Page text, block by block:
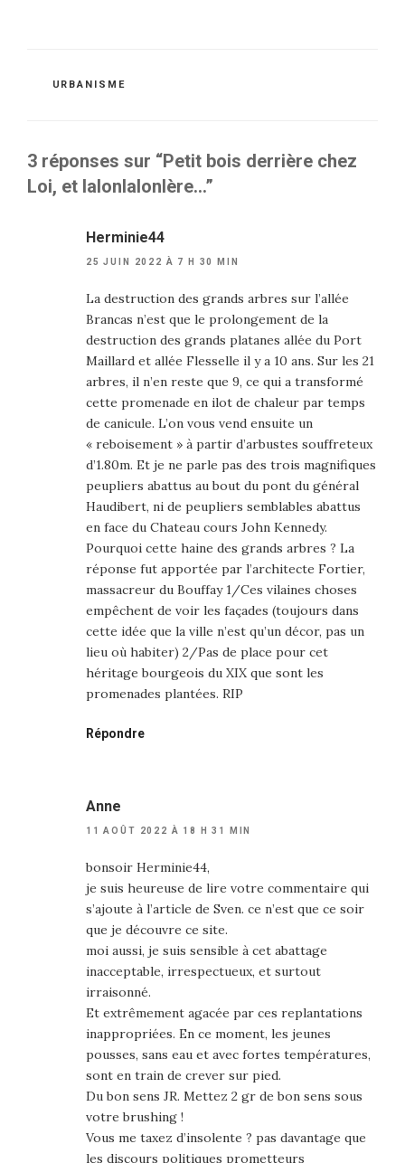
CATÉGORIES
URBANISME
3 réponses sur “Petit bois derrière chez
Loi, et lalonlalonlère…”
Herminie44
25 JUIN 2022 À 7 H 30 MIN
La destruction des grands arbres sur l’allée
Brancas n’est que le prolongement de la
destruction des grands platanes allée du Port
Maillard et allée Flesselle il y a 10 ans. Sur les 21
arbres, il n’en reste que 9, ce qui a transformé
cette promenade en ilot de chaleur par temps
de canicule. L’on vous vend ensuite un
« reboisement » à partir d’arbustes souffreteux
d’1.80m. Et je ne parle pas des trois magnifiques
peupliers abattus au bout du pont du général
Haudibert, ni de peupliers semblables abattus
en face du Chateau cours John Kennedy.
Pourquoi cette haine des grands arbres ? La
réponse fut apportée par l’architecte Fortier,
massacreur du Bouffay 1/Ces vilaines choses
empêchent de voir les façades (toujours dans
cette idée que la ville n’est qu’un décor, pas un
lieu où habiter) 2/Pas de place pour cet
héritage bourgeois du XIX que sont les
promenades plantées. RIP
Répondre
Anne
11 AOÛT 2022 À 18 H 31 MIN
bonsoir Herminie44,
je suis heureuse de lire votre commentaire qui
s’ajoute à l’article de Sven. ce n’est que ce soir
que je découvre ce site.
moi aussi, je suis sensible à cet abattage
inacceptable, irrespectueux, et surtout
irraisonné.
Et extrêmement agacée par ces replantations
inappropriées. En ce moment, les jeunes
pousses, sans eau et avec fortes températures,
sont en train de crever sur pied.
Du bon sens JR. Mettez 2 gr de bon sens sous
votre brushing !
Vous me taxez d’insolente ? pas davantage que
les discours politiques prometteurs